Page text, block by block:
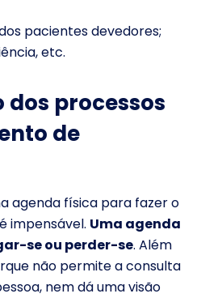
pacientes devedores;
etc.
dos processos
de
agenda física para fazer o
impensável. Uma agenda
se ou perder-se. Além
não permite a consulta
nem dá uma visão